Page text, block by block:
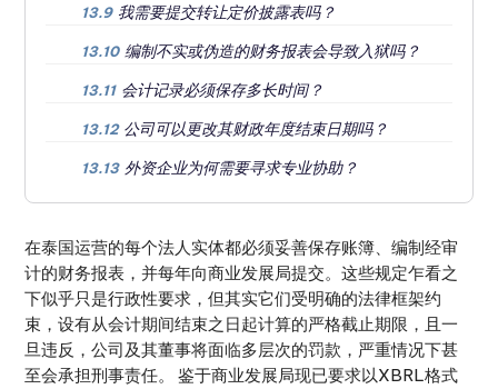
13.9 我需要提交转让定价披露表吗？
13.10 编制不实或伪造的财务报表会导致入狱吗？
13.11 会计记录必须保存多长时间？
13.12 公司可以更改其财政年度结束日期吗？
13.13 外资企业为何需要寻求专业协助？
在泰国运营的每个法人实体都必须妥善保存账簿、编制经审
计的财务报表，并每年向商业发展局提交。这些规定乍看之
下似乎只是行政性要求，但其实它们受明确的法律框架约
束，设有从会计期间结束之日起计算的严格截止期限，且一
旦违反，公司及其董事将面临多层次的罚款，严重情况下甚
至会承担刑事责任。 鉴于商业发展局现已要求以XBRL格式